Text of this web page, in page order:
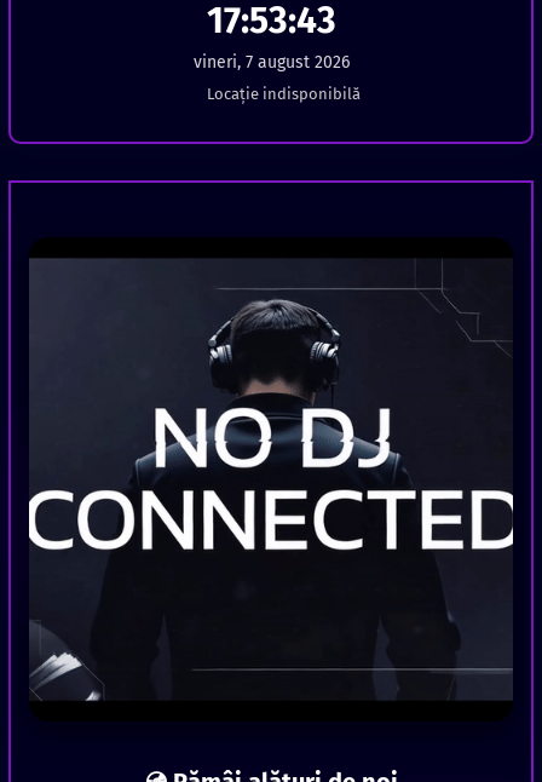
17:53:44
vineri, 7 august 2026
Locație indisponibilă